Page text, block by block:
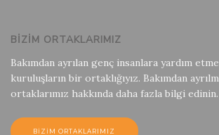
BIZIM ORTAKLARIMIZ
Bakımdan ayrılan genç insanlara yardım
kuruluşların bir ortaklığıyız. Bakımdan
ortaklarımız hakkında daha fazla bilgi edinin.
BIZIM ORTAKLARIMIZ